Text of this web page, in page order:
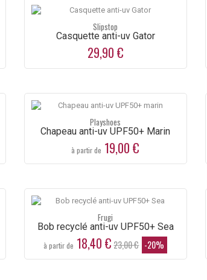
Body
bio
Slipstop
Casquette anti-uv Gator
29,90 €
Playshoes
Chapeau anti-uv UPF50+ Marin
à partir de 19,00 €
Frugi
Bob recyclé anti-uv UPF50+ Sea
à partir de 18,40 € 23,00 € -20%